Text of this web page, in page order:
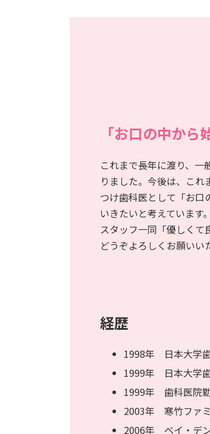
「お口の中か
これまで長年に渡り、一
りました。今後は、こ
つけ歯科医として「お口
いきたいと考えています。
スタッフ一同「優しくて
どうぞよろしくお願いい
経歴
1998年 日本大学
1999年 日本大学
1999年 歯科医院
2003年 寒竹ファ
2006年 ベイ・デ